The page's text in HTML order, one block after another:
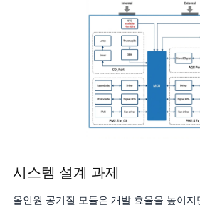
시스템 설계 과제
올인원 공기질 모듈은 개발 효율을 높이